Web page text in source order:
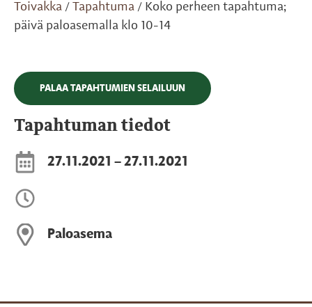
Toivakka / Tapahtuma / Koko perheen tapahtuma;
päivä paloasemalla klo 10-14
PALAA TAPAHTUMIEN SELAILUUN
Tapahtuman tiedot
27.11.2021 – 27.11.2021
Paloasema